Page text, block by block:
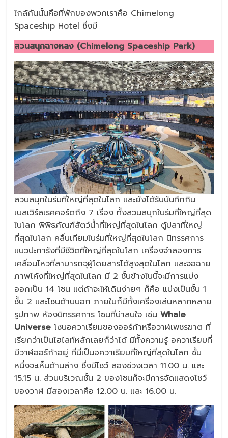
ใกล้กันนั้นคือที่พักของพวกเราคือ Chimelong
Spaceship Hotel ซึ่งมี
สวนสนุกฉางหลง (Chimelong Spaceship Park)
สวนสนุกในร่มที่ใหญ่ที่สุดในโลก และยังได้รับบันทึกกิน
เนสเวิร์ลเรคคอร์ดถึง 7 เรื่อง ทั้งสวนสนุกในร่มที่ใหญ่ที่สุด
ในโลก พิพิธภัณฑ์สัตว์น้ำที่ใหญ่ที่สุดในโลก ตู้ปลาที่ใหญ่
ที่สุดในโลก คลื่นเทียมในร่มที่ใหญ่ที่สุดในโลก นิทรรศการ
แนวปะการังที่มีชีวิตที่ใหญ่ที่สุดในโลก เครื่องจำลองการ
เคลื่อนไหวที่สามารถจุผู้โดยสารได้สูงสุดในโลก และจอฉาย
ภาพโค้งที่ใหญ่ที่สุดในโลก มี 2 ชั้นข้างในนี้จะมีการแบ่ง
ออกเป็น 14 โซน แต่ถ้าจะให้เดินง่ายๆ ก็คือ แบ่งเป็นชั้น 1
ชั้น 2 และโซนด้านนอก ภายในก็มีทั้งเครื่องเล่นหลากหลาย
รูปภาพ ห้องนิทรรศการ โซนที่น่าสนใจ เช่นWhale
Universeโซนอควาเรียมของออร์ก้าหรือวาฬเพชรฆาต ที่
เรียกว่าเป็นไฮไลท์หลักเลยก็ว่าได้ มีทั้งความรู้ อควาเรียมที่
มีวาฬออร์ก้าอยู่ ที่นี่เป็นอควาเรียมที่ใหญ่ที่สุดในโลก ชั้น
หนึ่งจะเห็นด้านล่าง ซึ่งมีโชว์ สองช่วงเวลา 11.00 น. และ
15.15 น. ส่วนบริเวณชั้น 2 ของโซนก็จะมีการจัดแสดงโชว์
ของวาฬ มีสองเวลาคือ 12.00 น. และ 16.00 น.